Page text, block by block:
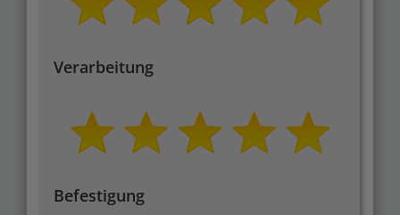
Verarbeitung
Befestigung